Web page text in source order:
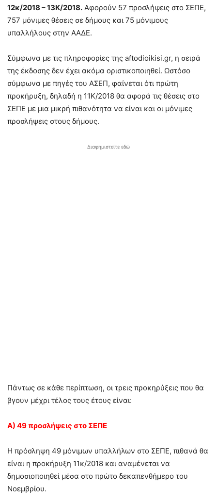
12κ/2018 – 13Κ/2018. Αφορούν 57 προσλήψεις στο ΣΕΠΕ,
757 μόνιμες θέσεις σε δήμους και 75 μόνιμους
υπαλλήλους στην ΑΑΔΕ.
Σύμφωνα με τις πληροφορίες της aftodioikisi.gr, η σειρά
της έκδοσης δεν έχει ακόμα οριστικοποιηθεί. Ωστόσο
σύμφωνα με πηγές του ΑΣΕΠ, φαίνεται ότι πρώτη
προκήρυξη, δηλαδή η 11Κ/2018 θα αφορά τις θέσεις στο
ΣΕΠΕ με μια μικρή πιθανότητα να είναι και οι μόνιμες
προσλήψεις στους δήμους.
Διαφημιστείτε εδώ
Πάντως σε κάθε περίπτωση, οι τρεις προκηρύξεις που θα
βγουν μέχρι τέλος τους έτους είναι:
Α) 49 προσλήψεις στο ΣΕΠΕ
Η πρόσληψη 49 μόνιμων υπαλλήλων στο ΣΕΠΕ, πιθανά θα
είναι η προκήρυξη 11κ/2018 και αναμένεται να
δημοσιοποιηθεί μέσα στο πρώτο δεκαπενθήμερο του
Νοεμβρίου.